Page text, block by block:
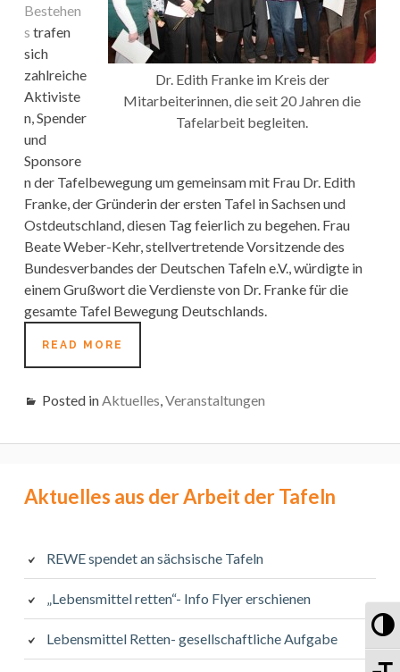
Dr. Edith Franke im Kreis der
Mitarbeiterinnen, die seit 20 Jahren die
Tafelarbeit begleiten.
Bestehen
s trafen
sich
zahlreiche
Aktiviste
n, Spender
und
Sponsore
n der Tafelbewegung um gemeinsam mit Frau Dr. Edith
Franke, der Gründerin der ersten Tafel in Sachsen und
Ostdeutschland, diesen Tag feierlich zu begehen. Frau
Beate Weber-Kehr, stellvertretende Vorsitzende des
Bundesverbandes der Deutschen Tafeln e.V., würdigte in
einem Grußwort die Verdienste von Dr. Franke für die
gesamte Tafel Bewegung Deutschlands.
READ MORE
E.V.
Posted in Aktuelles Veranstaltungen
Primary
Aktuelles aus der Arbeit der Tafeln
REWE spendet an sächsische Tafeln
„Lebensmittel retten“- Info Flyer erschienen
Lebensmittel Retten- gesellschaftliche Aufgabe